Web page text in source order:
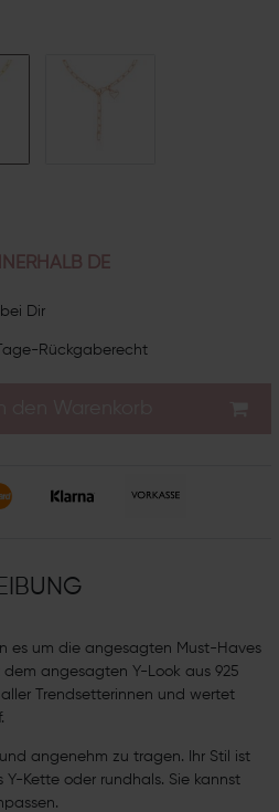
DE
Dir
Rückgaberecht
es um die angesagten Must-Haves
angesagten Y-Look aus 925
Trendsetterinnen und wertet
angenehm zu tragen. Ihr Stil ist
Kette oder rundhals. Sie kannst